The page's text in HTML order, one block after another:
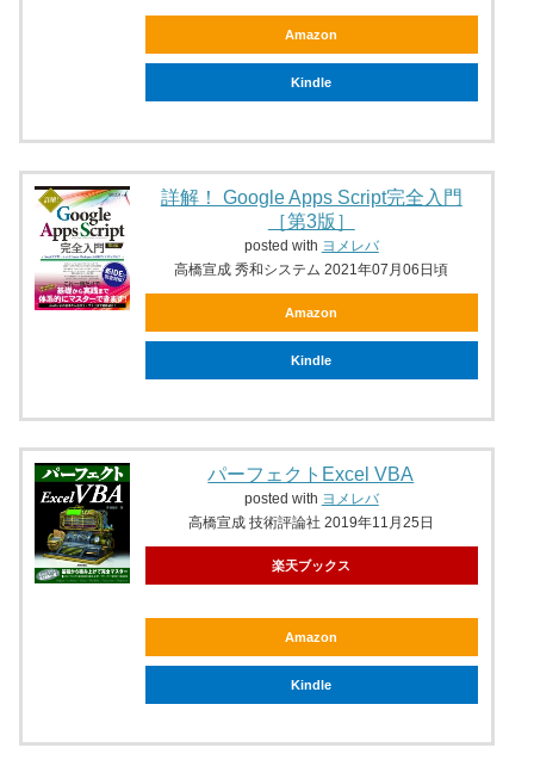
Amazon
Kindle
詳解！ Google Apps Script完全入門
［第3版］
posted with ヨメレバ
高橋宣成 秀和システム 2021年07月06日頃
Amazon
Kindle
パーフェクトExcel VBA
posted with ヨメレバ
高橋宣成 技術評論社 2019年11月25日
楽天ブックス
Amazon
Kindle